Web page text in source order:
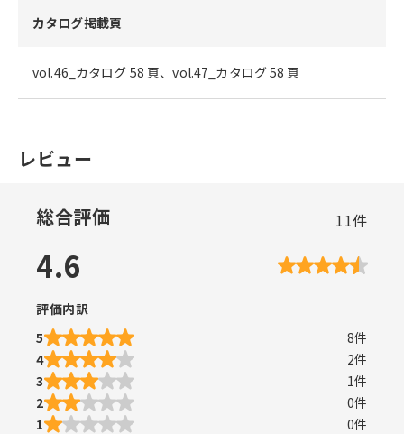
カタログ掲載頁
vol.46_カタログ 58 頁、vol.47_カタログ 58 頁
レビュー
総合評価 11件
4.6
評価内訳
5
8件
4
2件
3
1件
2
0件
1
0件